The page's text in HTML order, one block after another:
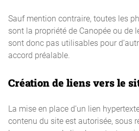
Sauf mention contraire, toutes les
sont la propriété de Canopée ou de
sont donc pas utilisables pour
accord préalable.
Création de liens vers le
La mise en place d’un lien
contenu du site est autorisée, sous